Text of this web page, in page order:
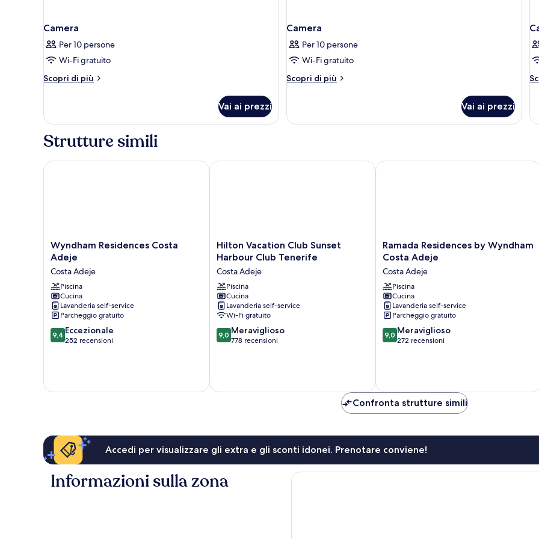
Camera
Per 10 persone
Wi-Fi gratuito
Scopri di più
Altri
Vai ai prezzi
Camera
Per 10 persone
Wi-Fi gratuito
Scopri di più
Altri
Vai ai prezzi
Strutture simili
Wyndham
Residences
Costa
Adeje
Costa
Adeje
Wyndham Residences Costa
Adeje
Costa Adeje
Piscina
Cucina
Lavanderia self-service
Parcheggio gratuito
9.4
su
9,4 Eccezionale
252 recensioni
Wyndham Residences Costa Adeje
Hilton
Vacation
Sunset
Harbour
Club
Tenerife
Costa
Adeje
Hilton Vacation Club Sunset
Harbour Club Tenerife
Costa Adeje
Piscina
Cucina
Lavanderia self-service
Wi-Fi gratuito
9.0
su
9,0 Meraviglioso
778 recensioni
Hilton Vacation Club Sunset Harbour Club Tenerife
Ramada
Residences
Wyndham
Costa
Adeje
Costa
Adeje
Ramada Residences by Wyndham
Costa Adeje
Costa Adeje
Piscina
Cucina
Lavanderia self-service
Parcheggio gratuito
9.0
su
9,0 Meraviglioso
272 recensioni
Ramada Residences by Wyndham
Confronta strutture simili
Accedi per visualizzare gli extra e gli sconti idonei. Prenotare conviene!
Informazioni sulla zona